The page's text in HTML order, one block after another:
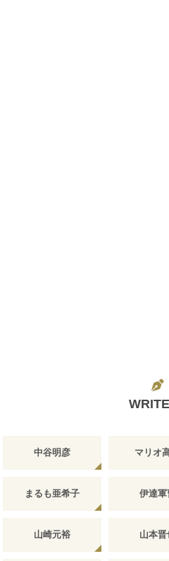
中谷明彦 マリオ
まるも亜希子 伊達軍
山崎元裕 山本晋